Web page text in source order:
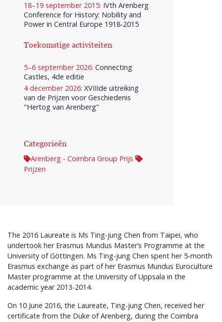
18–19 september 2015: IVth Arenberg
Conference for History: Nobility and
Power in Central Europe 1918-2015
Toekomstige activiteiten
5–6 september 2026: Connecting
Castles, 4de editie
4 december 2026: XVIIIde uitreiking
van de Prijzen voor Geschiedenis
"Hertog van Arenberg"
Categorieën
Arenberg - Coimbra Group Prijs
Prijzen
The 2016 Laureate is Ms Ting-jung Chen from Taipei, who
undertook her Erasmus Mundus Master’s Programme at the
University of Göttingen. Ms Ting-jung Chen spent her 5-month
Erasmus exchange as part of her Erasmus Mundus Euroculture
Master programme at the University of Uppsala in the
academic year 2013-2014.
On 10 June 2016, the Laureate, Ting-jung Chen, received her
certificate from the Duke of Arenberg, during the Coimbra